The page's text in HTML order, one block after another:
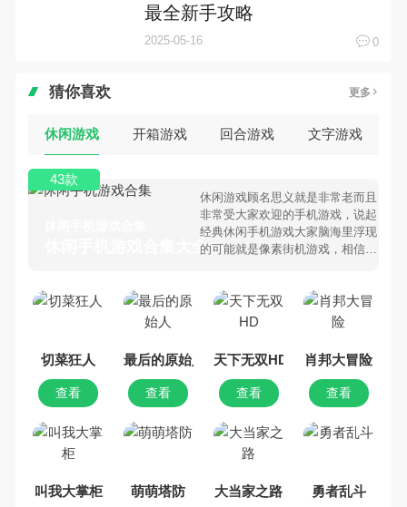
最全新手攻略
2025-05-16 0
猜你喜欢 更多
休闲游戏 开箱游戏 回合游戏 文字游戏
休闲手机游戏合集大全 >
休闲游戏顾名思义就是非常老而且
非常受大家欢迎的手机游戏，说起
经典休闲手机游戏大家脑海里浮现
的可能就是像素街机游戏，相信很
闲手机游戏有哪些呢？游戏今天，
乐途下载站小编芒果味的怪咖给大
集，欢迎大家前来选择下载体验
43款
切菜狂人
查看
最后的原始人
查看
天下无双HD
查看
肖邦大冒险
查看
叫我大掌柜 萌萌塔防 大当家之路 勇者乱斗